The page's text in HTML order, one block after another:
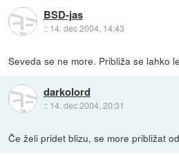
BSD-jas
:: 14. dec 2004, 14:43
Seveda se ne more. Približa se lahko
darkolord
:: 14. dec 2004, 20:31
Če želi pridet blizu, se more približat